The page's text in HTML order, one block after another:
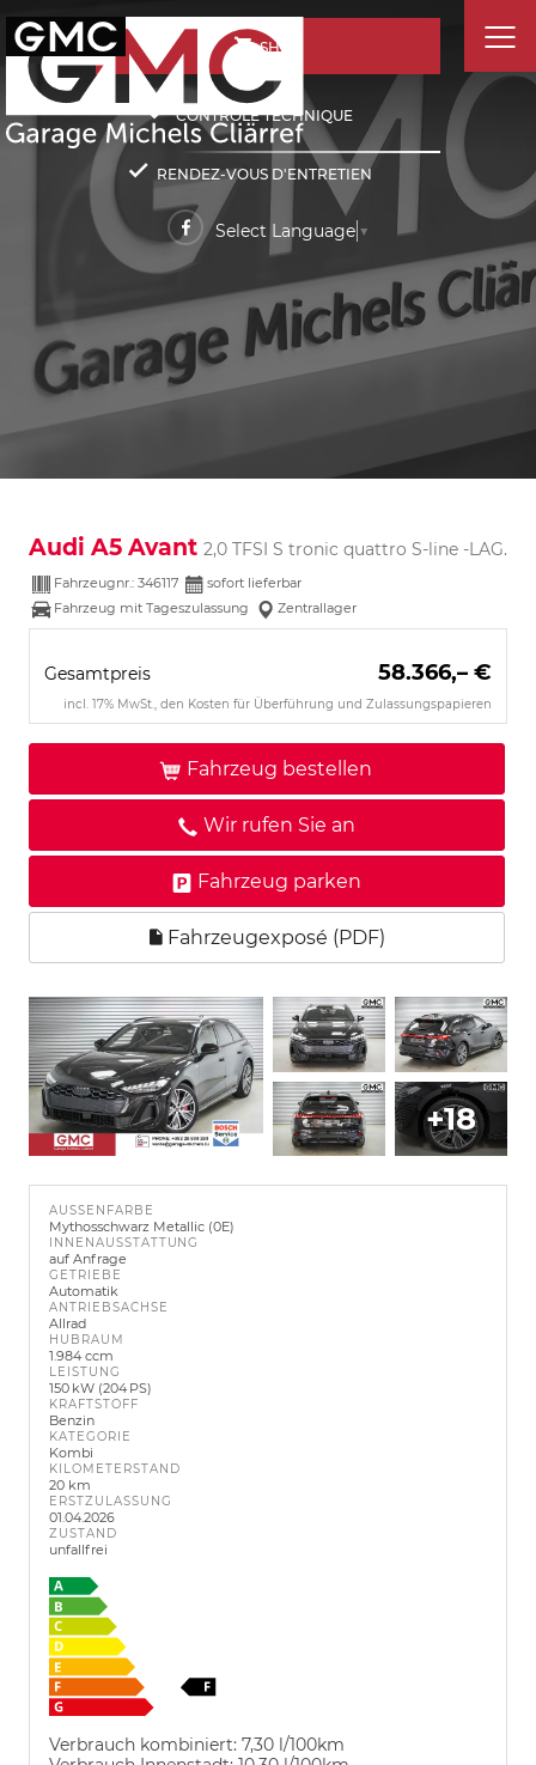
SHOP
CONTRÔLE TECHNIQUE
RENDEZ-VOUS D'ENTRETIEN
Select Language ▼
Audi A5 Avant 2,0 TFSI S tronic quattro S-line -LAG.
Fahrzeugnr.: 346117
sofort lieferbar
Fahrzeug mit Tageszulassung
Zentrallager
Gesamtpreis 58.366,– €
incl. 17% MwSt., den Kosten für Überführung und Zulassungspapieren
Fahrzeug bestellen
Wir rufen Sie an
Fahrzeug parken
Fahrzeugexposé (PDF)
+18
AUSSENFARBE
Mythosschwarz Metallic (0E)
INNENAUSSTATTUNG
auf Anfrage
GETRIEBE
Automatik
ANTRIEBSACHSE
Allrad
HUBRAUM
1.984 ccm
LEISTUNG
150 kW (204 PS)
KRAFTSTOFF
Benzin
KATEGORIE
Kombi
KILOMETERSTAND
20 km
ERSTZULASSUNG
01.04.2026
ZUSTAND
unfallfrei
Verbrauch kombiniert: 7,30 l/100km